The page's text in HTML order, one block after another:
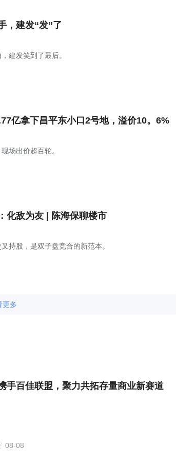
，建发“发”了
建发笑到了最后。
亿拿下昌平东小口2号地，溢价10。6%
场出价超百轮。
化敌为友 | 陈海保聊楼市
持股，是双子盘竞合的新范本。
更多
手百佳联盟，聚力共拓存量商业新赛道
08-08